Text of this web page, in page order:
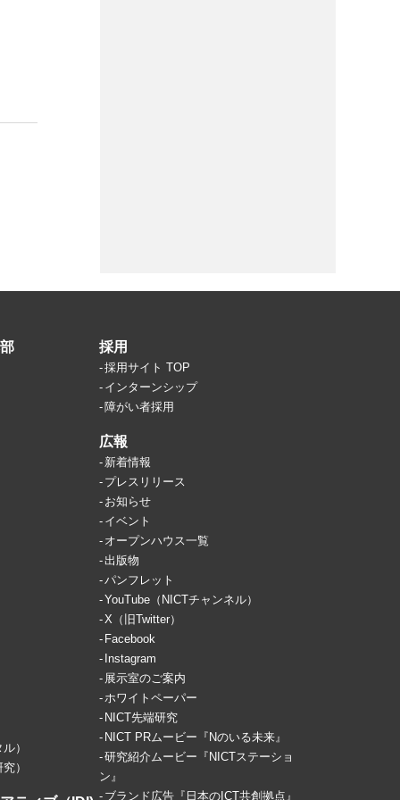
）
）
採用
採用サイト TOP
インターンシップ
障がい者採用
広報
新着情報
プレスリリース
お知らせ
イベント
オープンハウス一覧
出版物
パンフレット
YouTube（NICTチャンネル）
X（旧Twitter）
Facebook
Instagram
展示室のご案内
ホワイトペーパー
NICT先端研究
NICT PRムービー『Nのいる未来』
研究紹介ムービー『NICTステーショ
ン』
ブランド広告『日本のICT共創拠点』